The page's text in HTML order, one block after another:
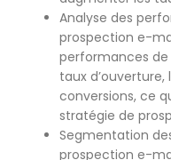
Analyse des
prospection e-
performances de
taux
conversions, ce
stratégie de
Segmentation
prospection e-